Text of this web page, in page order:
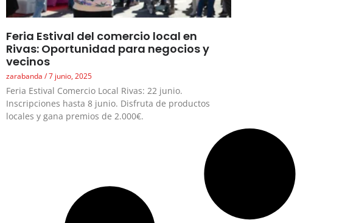
Feria Estival del comercio local en
Rivas: Oportunidad para negocios y
vecinos
zarabanda 7 junio, 2025
Feria Estival Comercio Local Rivas: 22 junio.
Inscripciones hasta 8 junio. Disfruta de productos
locales y gana premios de 2.000€.